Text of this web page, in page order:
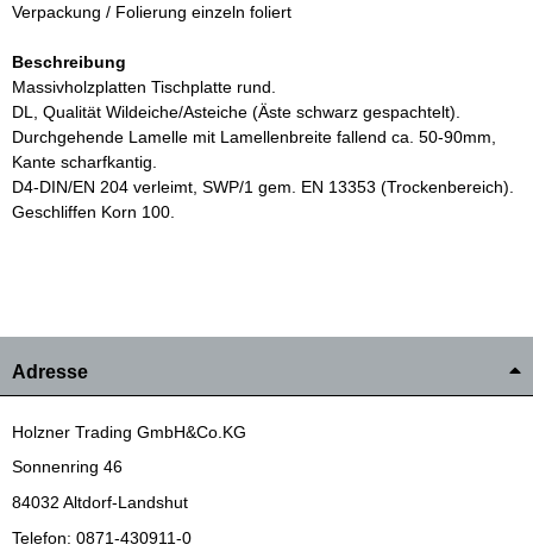
Verpackung / Folierung einzeln foliert
Beschreibung
Massivholzplatten Tischplatte rund.
DL, Qualität Wildeiche/Asteiche (Äste schwarz gespachtelt).
Durchgehende Lamelle mit Lamellenbreite fallend ca. 50-90mm,
Kante scharfkantig.
D4-DIN/EN 204 verleimt, SWP/1 gem. EN 13353 (Trockenbereich).
Geschliffen Korn 100.
Adresse
Holzner Trading GmbH&Co.KG
Sonnenring 46
84032 Altdorf-Landshut
Telefon: 0871-430911-0